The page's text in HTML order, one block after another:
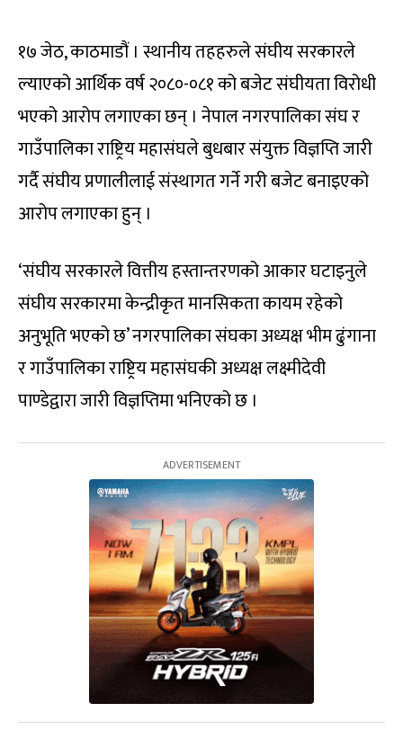
१७ जेठ, काठमाडौं । स्थानीय तहहरुले संघीय सरकारले
ल्याएको आर्थिक वर्ष २०८०-०८१ को बजेट संघीयता विरोधी
भएको आरोप लगाएका छन् । नेपाल नगरपालिका संघ र
गाउँपालिका राष्ट्रिय महासंघले बुधबार संयुक्त विज्ञप्ति जारी
गर्दै संघीय प्रणालीलाई संस्थागत गर्ने गरी बजेट बनाइएको
आरोप लगाएका हुन् ।
‘संघीय सरकारले वित्तीय हस्तान्तरणको आकार घटाइनुले
संघीय सरकारमा केन्द्रीकृत मानसिकता कायम रहेको
अनुभूति भएको छ’ नगरपालिका संघका अध्यक्ष भीम ढुंगाना
र गाउँपालिका राष्ट्रिय महासंघकी अध्यक्ष लक्ष्मीदेवी
पाण्डेद्वारा जारी विज्ञप्तिमा भनिएको छ ।